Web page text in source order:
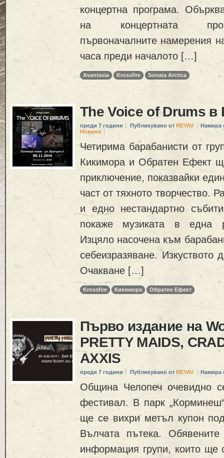
концертна програма.
на концертната
първоначалните намерения
часа преди началото […]
Avantasia Krossfire Sonata Arctica
The Voice of Drums
преди 7 години Публикувано от REYAV
Намира
Новини
Четирима барабанисти от
Кикимора и Обратен Ефект
приключение, показвайки
част от тяхното творчество.
и едно нестандартно
покаже музиката в една
Изцяло насочена към
себеизразяване.
Очакване […]
Krossfire Кикимора Обратен Ефект
Първо издание на
PRETTY MAIDS,
AXXIS
преди 7 години Публикувано от REYAV Намира
Община Челопеч очевидно
фестивал. В парк
ще се вихри метъл купон
Вълчата пътека. Обявените
информация групи, които ще